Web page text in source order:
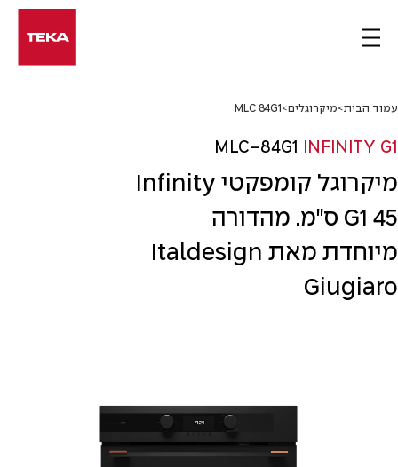
עמוד הבית>מיקרוגלים>
MLC 84G1
MLC-84G1 INFINITY G1
מיקרוגל קומפקטי Infinity
G1 45 ס"מ. מהדורה
מיוחדת מאת Italdesign
Giugiaro